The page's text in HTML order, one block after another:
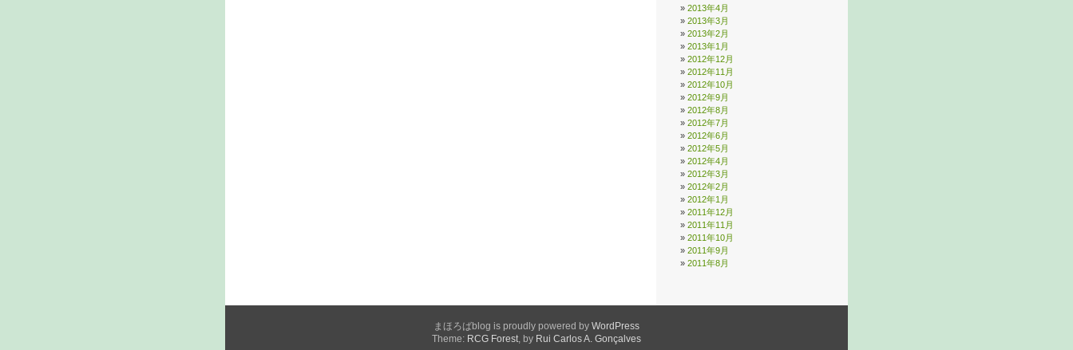
2013年4月
2013年3月
2013年2月
2013年1月
2012年12月
2012年11月
2012年10月
2012年9月
2012年8月
2012年7月
2012年6月
2012年5月
2012年4月
2012年3月
2012年2月
2012年1月
2011年12月
2011年11月
2011年10月
2011年9月
2011年8月
まほろばblog is proudly powered by WordPress
Theme: RCG Forest, by Rui Carlos A. Gonçalves